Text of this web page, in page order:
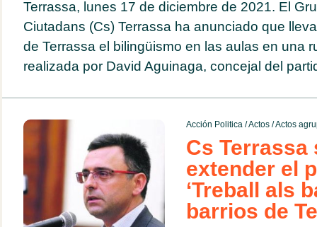
Terrassa, lunes 17 de diciembre de 2021. El
Ciutadans (Cs) Terrassa ha anunciado que
de Terrassa el bilingüismo en las aulas en una
realizada por David Aguinaga, concejal del
Acción Politica/Actos/Actos
Cs Terrassa
extender el
‘Treball als
barrios de